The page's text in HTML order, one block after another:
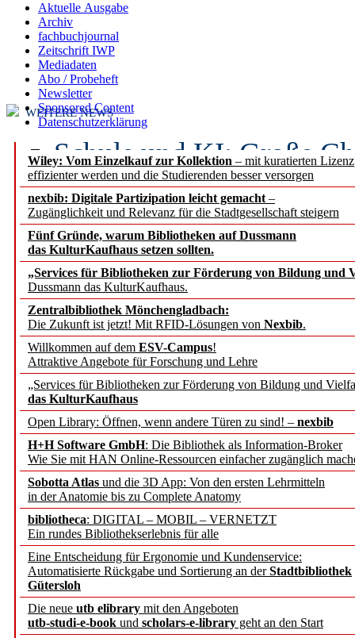
Aktuelle Ausgabe
Archiv
fachbuchjournal
Zeitschrift IWP
Mediadaten
Abo / Probeheft
Newsletter
Sponsored Content
Datenschutzerklärung
Wiley: Vom Einzelkauf zur Kollektion – mit kuratierten
effizienter werden und die Studierenden besser versorgen
nexbib: Digitale Partizipation leicht gemacht –
Zugänglichkeit und Relevanz für die Stadtgesellschaft steigern
Fünf Gründe, warum Bibliotheken auf Dussmann
das KulturKaufhaus setzen sollten.
„Services für Bibliotheken zur Förderung von Bildung und
Dussmann das KulturKaufhaus.
Zentralbibliothek Mönchengladbach:
Die Zukunft ist jetzt! Mit RFID-Lösungen von Nexbib.
Willkommen auf dem ESV-Campus!
Attraktive Angebote für Forschung und Lehre
„Services für Bibliotheken zur Förderung von Bildung und
das KulturKaufhaus
Open Library: Öffnen, wenn andere Türen zu sind! – nexbib
H+H Software GmbH: Die Bibliothek als Information-Broker
Wie Sie mit HAN Online-Ressourcen einfacher zugänglich
Sobotta Atlas und die 3D App: Von den ersten Lehrmitteln
in der Anatomie bis zu Complete Anatomy
bibliotheca: DIGITAL – MOBIL – VERNETZT
Ein rundes Bibliothekserlebnis für alle
Eine Entscheidung für Ergonomie und Kundenservice:
Automatisierte Rückgabe und Sortierung an derStadtbibliothek
Gütersloh
Die neue utb elibrary mit den Angeboten
utb-studi-e-book und scholars-e-library geht an den Start
WEITERE NEWS
Schule und KI: Große
Voraussetzungen
Erfolgreiches erstes
Segment Research –
angepasst
konstruktiv!
Mohr Siebeck
und die Zeitschrift für
Francke Attempto
EBSCO Information
Recherchefunktionen in
Sorbisches Institut neu
Geschichte und